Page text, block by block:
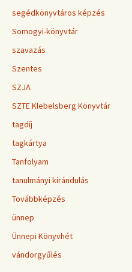
segédkönyvtáros képzés
Somogyi-könyvtár
szavazás
Szentes
SZJA
SZTE Klebelsberg Könyvtár
tagdíj
tagkártya
Tanfolyam
tanulmányi kirándulás
Továbbképzés
ünnep
Ünnepi Könyvhét
vándorgyűlés